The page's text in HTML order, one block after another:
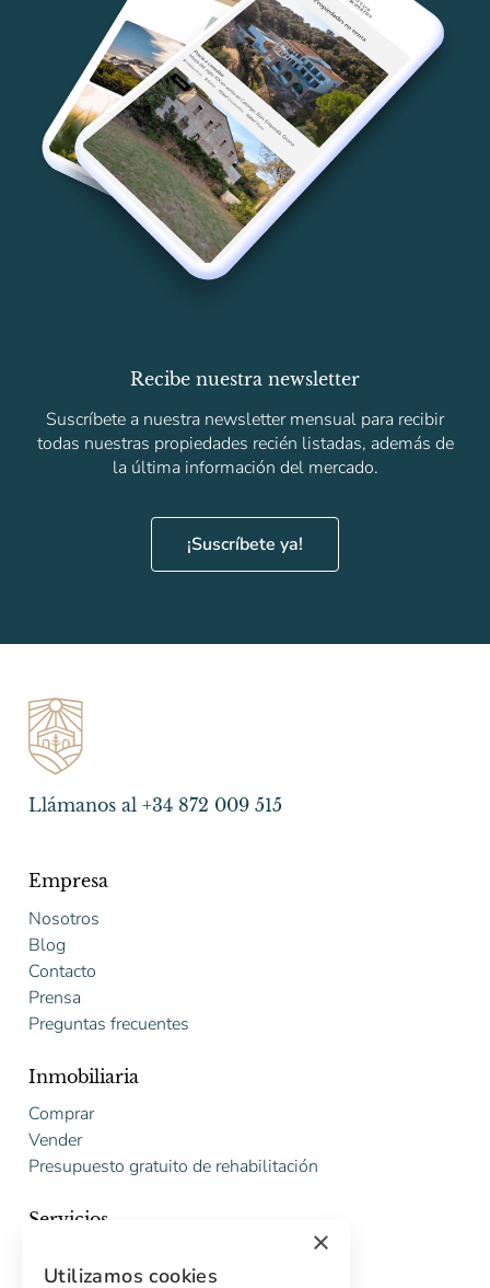
Recibe nuestra newsletter
Suscríbete a nuestra newsletter mensual para recibir
todas nuestras propiedades recién listadas, además de
la última información del mercado.
¡Suscríbete ya!
Llámanos al +34 872 009 515
Empresa
Nosotros
Blog
Contacto
Prensa
Preguntas frecuentes
Inmobiliaria
Comprar
Vender
Presupuesto gratuito de rehabilitación
Servicios
×
Utilizamos cookies